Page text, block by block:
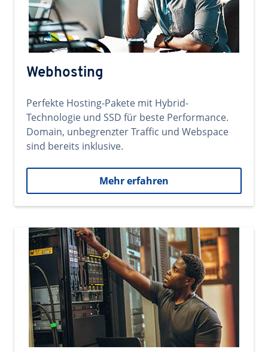
Webhosting
Perfekte Hosting-Pakete mit Hybrid-
Technologie und SSD für beste Performance.
Domain, unbegrenzter Traffic und Webspace
sind bereits inklusive.
Mehr erfahren